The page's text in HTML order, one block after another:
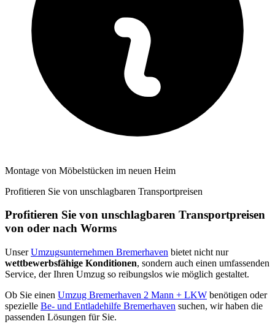
Montage von Möbelstücken im neuen Heim
Profitieren Sie von unschlagbaren Transportpreisen
Profitieren Sie von unschlagbaren Transportpreisen
von oder nach Worms
UnserUmzugsunternehmen Bremerhaven bietet nicht nur
wettbewerbsfähige Konditionen, sondern auch einen umfassenden
Service, der Ihren Umzug so reibungslos wie möglich gestaltet.
Ob Sie einen Umzug Bremerhaven 2 Mann + LKW benötigen oder
spezielle Be- und Entladehilfe Bremerhaven suchen, wir haben die
passenden Lösungen für Sie.